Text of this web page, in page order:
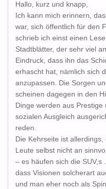
Hallo, kurz und knapp,
Ich kann mich erinnern,
war, sich öffentlich für den
schrieb ich einst einen
Stadtblätter, der sehr viel
Eindruck, dass ihn das
erhascht hat, nämlich sich
anzupassen. Die Sorgen
scheinen dagegen in den
Dinge werden aus
sozialen Ausgleich
reden.
Die Kehrseite ist allerdings,
Leute selbst nicht an
– es häufen sich die
dass Visionen solcherart
und man eher noch als